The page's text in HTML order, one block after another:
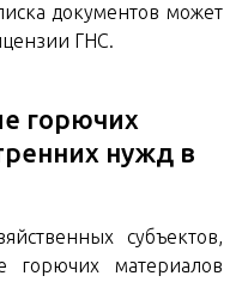
документов может
ГНС.
горючих
нужд в
субъектов,
горючих материалов